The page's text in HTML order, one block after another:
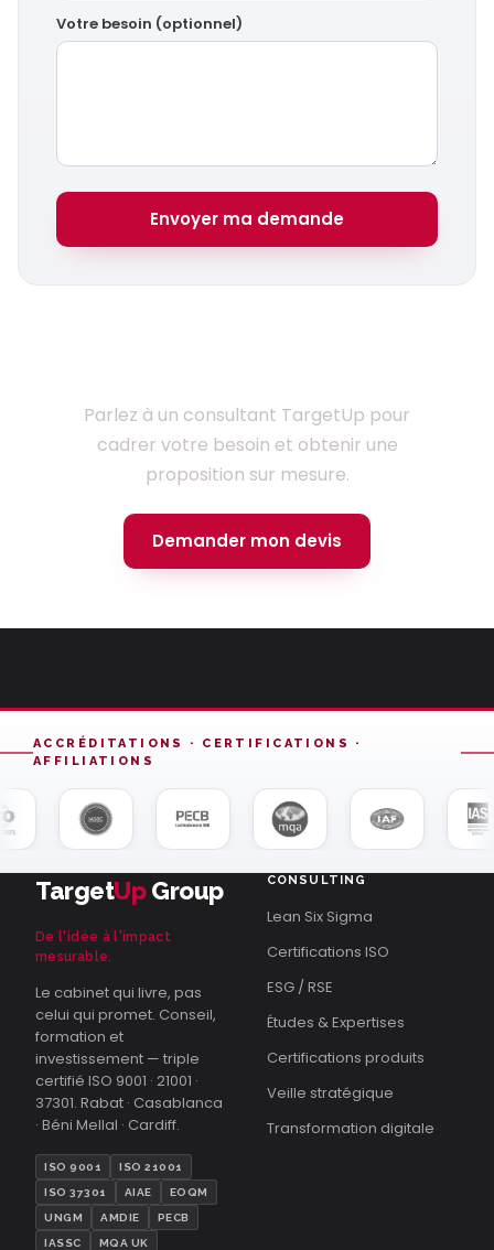
Votre besoin (optionnel)
Envoyer ma demande
Parlez à un consultant TargetUp pour
cadrer votre besoin et obtenir une
proposition sur mesure.
Demander mon devis
ACCRÉDITATIONS · CERTIFICATIONS ·
AFFILIATIONS
TargetUpGroup
De l'idée à l'impact
mesurable.
Le cabinet qui livre, pas
celui qui promet. Conseil,
formation et
investissement — triple
certifié ISO 9001 · 21001 ·
37301. Rabat · Casablanca
· Béni Mellal · Cardiff.
ISO 9001 ISO 21001
ISO 37301 AIAE EOQM
UNGM AMDIE PECB
IASSC MQA UK
CONSULTING
Lean Six Sigma
Certifications ISO
ESG / RSE
Études & Expertises
Certifications produits
Veille stratégique
Transformation digitale